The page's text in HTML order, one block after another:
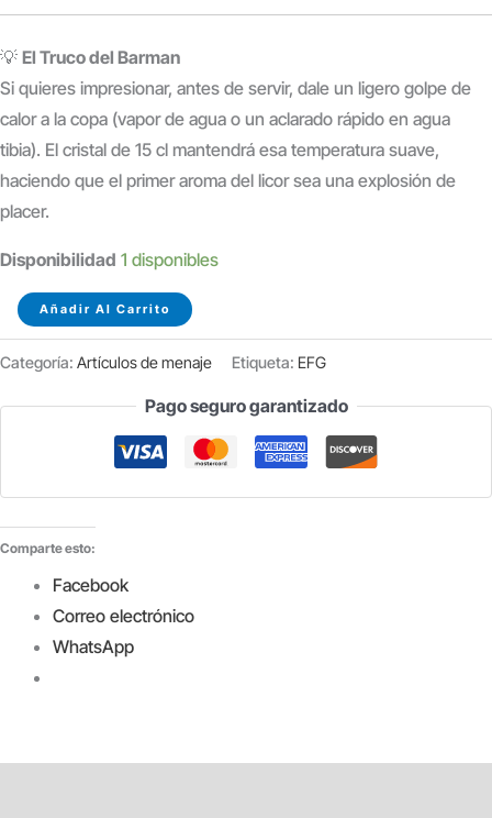
💡 El Truco del Barman
Si quieres impresionar, antes de servir, dale un ligero golpe de
calor a la copa (vapor de agua o un aclarado rápido en agua
tibia). El cristal de 15 cl mantendrá esa temperatura suave,
haciendo que el primer aroma del licor sea una explosión de
placer.
Disponibilidad 1 disponibles
COPA
COÑAC
DE
CL
C/12
UDS
cantidad
Añadir Al Carrito
Categoría: Artículos de menaje Etiqueta: EFG
Pago seguro garantizado
Comparte esto:
Facebook
Correo electrónico
WhatsApp